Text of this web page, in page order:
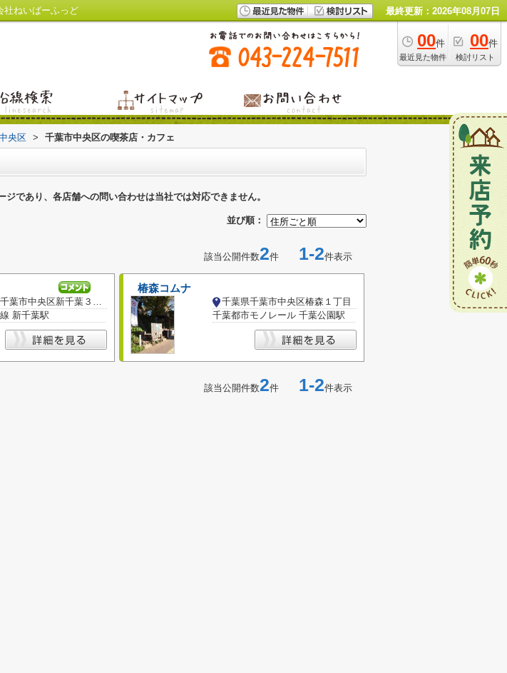
社ねいばーふっど 最終更新：2026年08月07日
00件
最近見た物件
00件
検討リスト
央区 > 千葉市中央区の喫茶店・カフェ
であり、各店舗への問い合わせは当社では対応できません。
並び順：
該当公開件数2件 1-2件表示
千葉県千葉市中央区新千葉３丁目
新千葉駅
椿森コムナ
千葉県千葉市中央区椿森１丁目
千葉都市モノレール 千葉公園駅
該当公開件数2件 1-2件表示